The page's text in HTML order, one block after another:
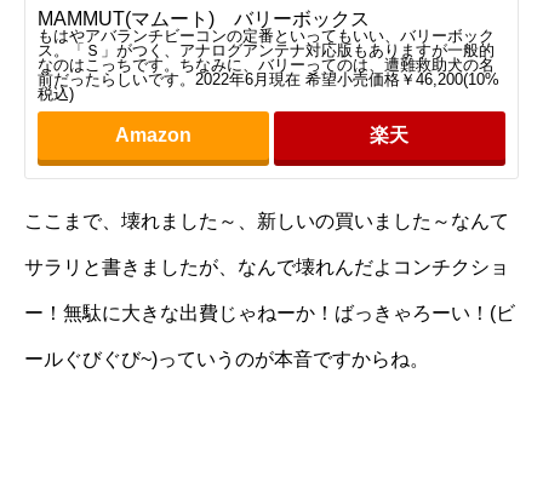
MAMMUT(マムート) バリーボックス
もはやアバランチビーコンの定番といってもいい、バリーボック
ス。「Ｓ」がつく、アナログアンテナ対応版もありますが一般的
なのはこっちです。ちなみに、バリーってのは、遭難救助犬の名
前だったらしいです。2022年6月現在 希望小売価格￥46,200(10%
税込)
Amazon 楽天
ここまで、壊れました～、新しいの買いました～なんて
サラリと書きましたが、なんで壊れんだよコンチクショ
ー！無駄に大きな出費じゃねーか！ばっきゃろーい！(ビ
ールぐびぐび~)っていうのが本音ですからね。